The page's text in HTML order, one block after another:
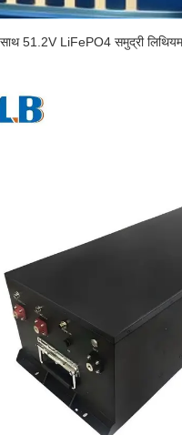
51.2V LiFePO4 समुद्री लिथियम